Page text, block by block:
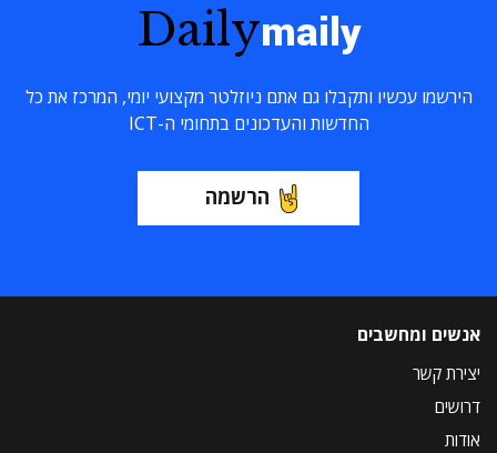
Dailymaily
הירשמו עכשיו ותקבלו גם אתם ניוזלטר מקצועי יומי, המרכז את כל
החדשות והעדכונים בתחומי ה-ICT
הרשמה
אנשים ומחשבים
יצירת קשר
דרושים
אודות